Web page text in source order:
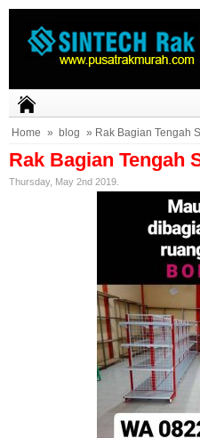
Home » blog » Rak Bagian Tengah
Rak Bagian Tengah
Thursday, May 2nd 2019.